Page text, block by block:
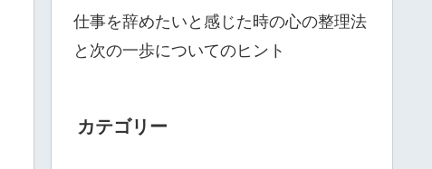
仕事を辞めたいと感じた時の心の整理法
と次の一歩についてのヒント
カテゴリー